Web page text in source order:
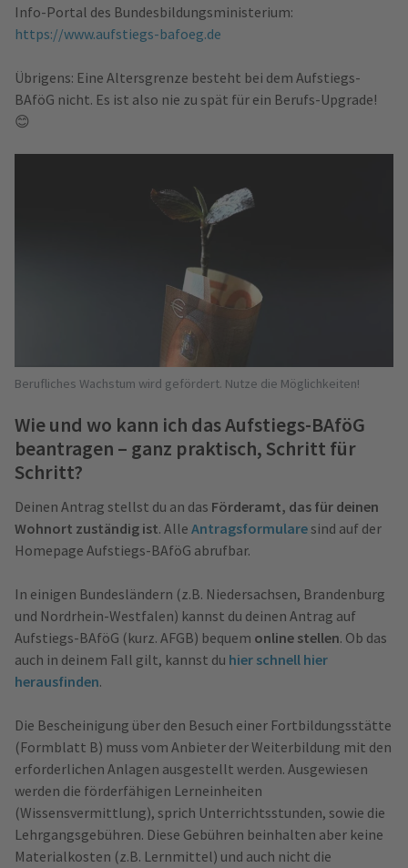
Info-Portal des Bundesbildungsministerium:
https://www.aufstiegs-bafoeg.de
Übrigens: Eine Altersgrenze besteht bei dem Aufstiegs-
BAföG nicht. Es ist also nie zu spät für ein Berufs-Upgrade!
😊
Berufliches Wachstum wird gefördert. Nutze die Möglichkeiten!
Wie und wo kann ich das Aufstiegs-BAföG
beantragen – ganz praktisch, Schritt für
Schritt?
Deinen Antrag stellst du an das Förderamt, das für deinen
Wohnort zuständig ist. Alle Antragsformularesind auf der
Homepage Aufstiegs-BAföG abrufbar.
In einigen Bundesländern (z.B. Niedersachsen, Brandenburg
und Nordrhein-Westfalen) kannst du deinen Antrag auf
Aufstiegs-BAföG (kurz. AFGB) bequem online stellen. Ob das
auch in deinem Fall gilt, kannst du hier schnell hier
herausfinden.
Die Bescheinigung über den Besuch einer Fortbildungsstätte
(Formblatt B) muss vom Anbieter der Weiterbildung mit den
erforderlichen Anlagen ausgestellt werden. Ausgewiesen
werden die förderfähigen Lerneinheiten
(Wissensvermittlung), sprich Unterrichtsstunden, sowie die
Lehrgangsgebühren. Diese Gebühren beinhalten aber keine
Materialkosten (z.B. Lernmittel) und auch nicht die